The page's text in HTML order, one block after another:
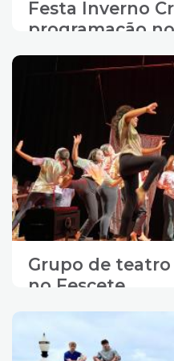
Festa Inverno
programação
Grupo de
no Fescete